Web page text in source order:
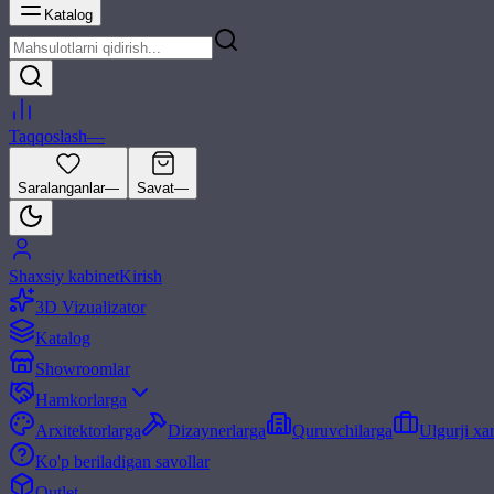
Katalog
Taqqoslash—
Saralanganlar— Savat—
Shaxsiy kabinetKirish
3D Vizualizator
Katalog
Showroomlar
Hamkorlarga
Arxitektorlarga
Dizaynerlarga Quruvchilarga
Ulgurji
Ko'p beriladigan savollar